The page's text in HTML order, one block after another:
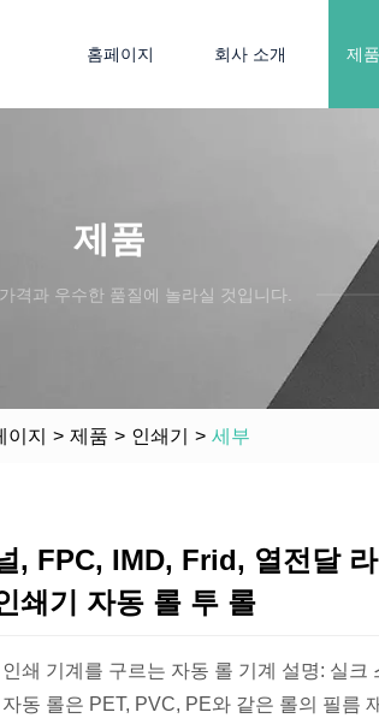
홈페이지 회사 소개 제품
제품
격과 우수한 품질에 놀라실 것입니다.
이지 > 제품 > 인쇄기 > 세부
, FPC, IMD, Frid, 열전달
쇄기 자동 롤 투 롤
쇄 기계를 구르는 자동 롤 기계 설명: 실크
동 롤은 PET, PVC, PE와 같은 롤의 필름